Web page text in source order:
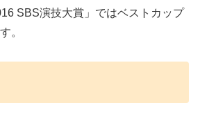
SBS演技大賞」ではベストカップ
。